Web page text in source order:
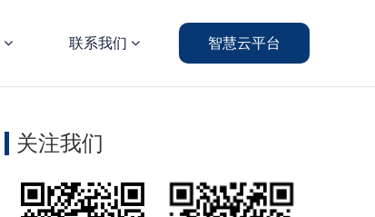
联系我们 智慧云平台
关注我们